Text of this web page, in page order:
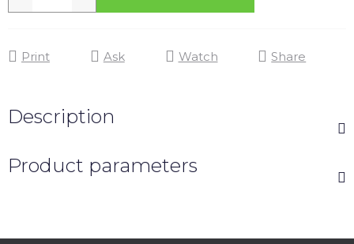
Print Ask Watch Share
Description
Product parameters